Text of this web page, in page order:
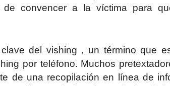
convencer a la víctima para
del vishing , un término que
por teléfono. Muchos
de una recopilación en línea de